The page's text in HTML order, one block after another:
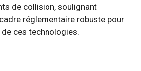
de collision, soulignant
cadre réglementaire robuste pour
ces technologies.